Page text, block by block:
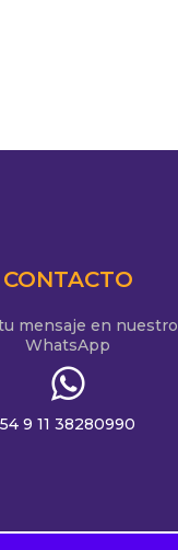
CONTACTO
mensaje en nuestro
WhatsApp
54 9 11 38280990